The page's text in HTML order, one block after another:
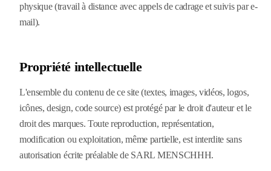
physique (travail à distance avec appels de cadrage et suivis par e-
mail).
Propriété intellectuelle
L'ensemble du contenu de ce site (textes, images, vidéos, logos,
icônes, design, code source) est protégé par le droit d'auteur et le
droit des marques. Toute reproduction, représentation,
modification ou exploitation, même partielle, est interdite sans
autorisation écrite préalable de SARL MENSCHHH.